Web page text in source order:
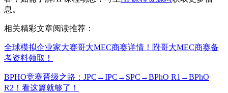
息。
相关精彩文章阅读推荐：
全球模拟企业家大赛哥大MEC商赛详情！附哥大MEC商赛备
考资料领取！
BPHO竞赛晋级之路：JPC→IPC→SPC→BPhO R1→BPhO
R2！看这篇就够了！